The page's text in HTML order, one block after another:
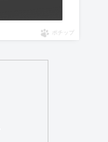
ポチップ